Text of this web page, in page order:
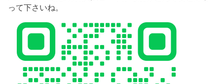
って下さいね。